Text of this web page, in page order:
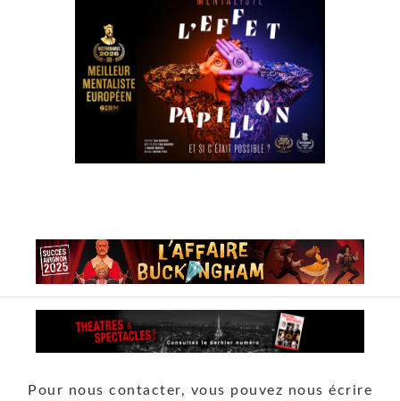
Pour nous contacter, vous pouvez nous écrire